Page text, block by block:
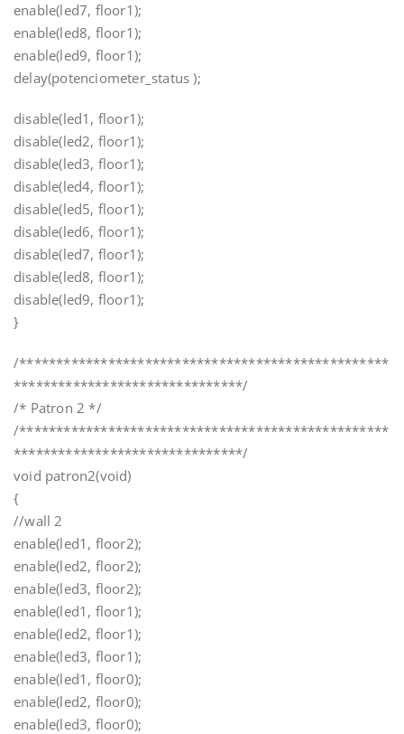
enable(led7, floor1);
enable(led8, floor1);
enable(led9, floor1);
delay(potenciometer_status );
disable(led1, floor1);
disable(led2, floor1);
disable(led3, floor1);
disable(led4, floor1);
disable(led5, floor1);
disable(led6, floor1);
disable(led7, floor1);
disable(led8, floor1);
disable(led9, floor1);
}
/**************************************************
*******************************/
/* Patron 2 */
/**************************************************
*******************************/
void patron2(void)
{
//wall 2
enable(led1, floor2);
enable(led2, floor2);
enable(led3, floor2);
enable(led1, floor1);
enable(led2, floor1);
enable(led3, floor1);
enable(led1, floor0);
enable(led2, floor0);
enable(led3, floor0);